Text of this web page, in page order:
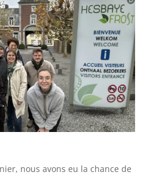
nous avons eu la chance de